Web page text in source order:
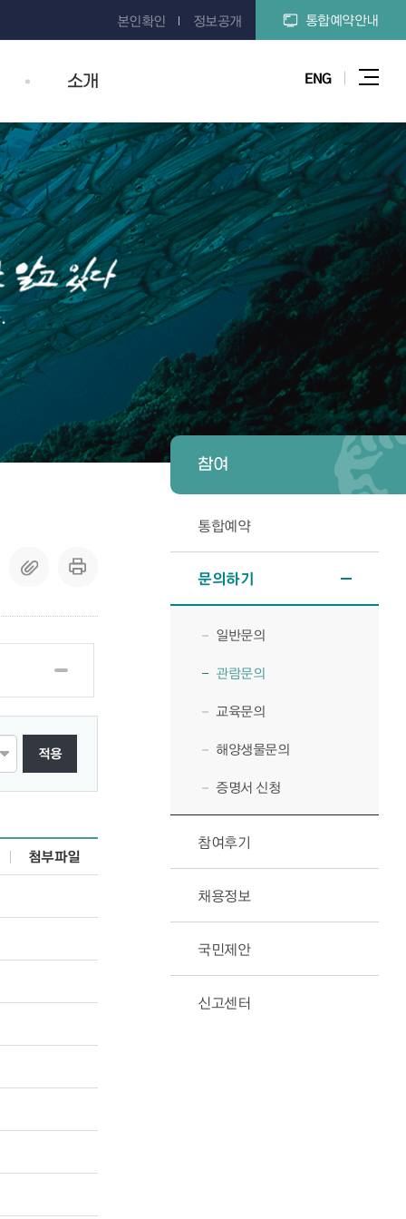
본인확인 정보공개 통합예약안내
ENG
소개
참여
통합예약
문의하기
일반문의
관람문의
교육문의
해양생물문의
증명서 신청
참여후기
채용정보
국민제안
신고센터
적용
첨부파일